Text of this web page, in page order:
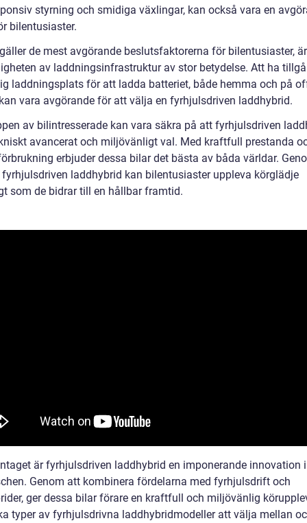
styrning och smidiga växlingar, kan också vara en
bilentusiaster.
de mest avgörande beslutsfaktorerna för bilentusiaster, är
av laddningsinfrastruktur av stor betydelse. Att ha
laddningsplats för att ladda batteriet, både hemma och på
vara avgörande för att välja en fyrhjulsdriven laddhybrid.
av bilintresserade kan vara säkra på att fyrhjulsdriven
avancerat och miljövänligt val. Med kraftfull prestanda
erbjuder dessa bilar det bästa av båda världar.
laddhybrid kan bilentusiaster uppleva körglädje
som de bidrar till en hållbar framtid.
är fyrhjulsdriven laddhybrid en imponerande innovation
Genom att kombinera fördelarna med fyrhjulsdrift och
ger dessa bilar förare en kraftfull och miljövänlig
typer av fyrhjulsdrivna laddhybridmodeller att välja mellan